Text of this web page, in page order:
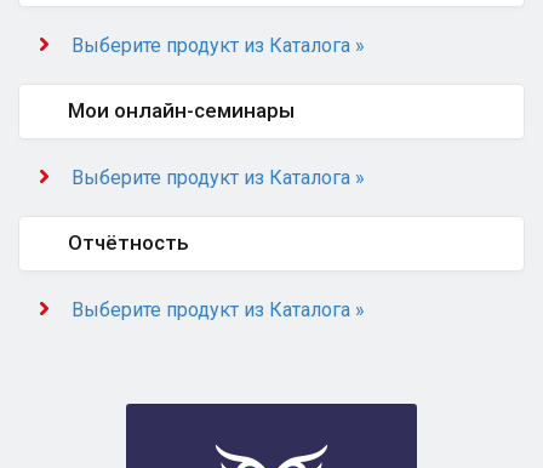
Выберите продукт из Каталога »
Мои онлайн-семинары
Выберите продукт из Каталога »
Отчётность
Выберите продукт из Каталога »